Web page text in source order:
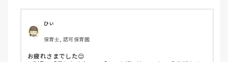
か。教えて頂きたいです。
ひぃ
保育士, 認可保育園
お疲れさまでした😌